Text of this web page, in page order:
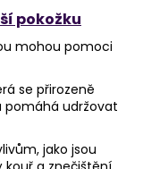
pokožku
mohou pomoci
se přirozeně
pomáhá udržovat
jako jsou